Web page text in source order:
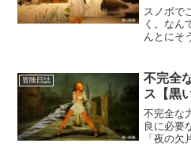
スノボで
く。なん
んとにそ
ント終了
かりゴ
簡単にな
冒険日誌
不完全
ス【黒
不完全な
良に必要
「夜の欠
ベントが